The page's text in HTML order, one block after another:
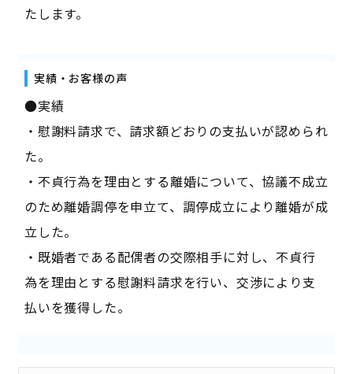
たします。
実績・お客様の声
●実績
・慰謝料請求で、請求額どおりの支払いが認められ
た。
・不貞行為を理由とする離婚について、協議不成立
のため離婚調停を申立て、調停成立により離婚が成
立した。
・既婚者である配偶者の交際相手に対し、不貞行
為を理由とする慰謝料請求を行い、交渉により支
払いを獲得した。